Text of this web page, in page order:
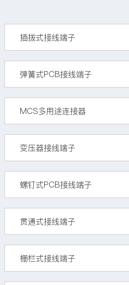
插拔式接线端子
弹簧式PCB接线端子
MCS多用途连接器
变压器接线端子
螺钉式PCB接线端子
贯通式接线端子
栅栏式接线端子